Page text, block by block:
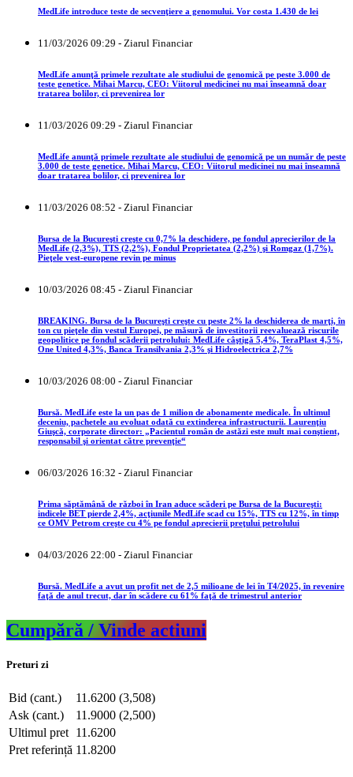
MedLife introduce teste de secvenţiere a genomului. Vor costa 1.430 de lei
11/03/2026 09:29 - Ziarul Financiar
MedLife anunţă primele rezultate ale studiului de genomică pe peste 3.000 de
teste genetice. Mihai Marcu, CEO: Viitorul medicinei nu mai înseamnă doar
tratarea bolilor, ci prevenirea lor
11/03/2026 09:29 - Ziarul Financiar
MedLife anunţă primele rezultate ale studiului de genomică pe un număr de peste
3.000 de teste genetice. Mihai Marcu, CEO: Viitorul medicinei nu mai înseamnă
doar tratarea bolilor, ci prevenirea lor
11/03/2026 08:52 - Ziarul Financiar
Bursa de la Bucureşti creşte cu 0,7% la deschidere, pe fondul aprecierilor de la
MedLife (2,3%), TTS (2,2%), Fondul Proprietatea (2,2%) şi Romgaz (1,7%).
Pieţele vest-europene revin pe minus
10/03/2026 08:45 - Ziarul Financiar
BREAKING. Bursa de la Bucureşti creşte cu peste 2% la deschiderea de marţi, în
ton cu pieţele din vestul Europei, pe măsură de investitorii reevaluează riscurile
geopolitice pe fondul scăderii petrolului: MedLife câştigă 5,4%, TeraPlast 4,5%,
One United 4,3%, Banca Transilvania 2,3% şi Hidroelectrica 2,7%
10/03/2026 08:00 - Ziarul Financiar
Bursă. MedLife este la un pas de 1 milion de abonamente medicale. În ultimul
deceniu, pachetele au evoluat odată cu extinderea infrastructurii. Laurenţiu
Giuşcă, corporate director: „Pacientul român de astăzi este mult mai conştient,
responsabil şi orientat către prevenţie“
06/03/2026 16:32 - Ziarul Financiar
Prima săptămână de război în Iran aduce scăderi pe Bursa de la Bucureşti:
indicele BET pierde 2,4%, acţiunile MedLife scad cu 15%, TTS cu 12%, în timp
ce OMV Petrom creşte cu 4% pe fondul aprecierii preţului petrolului
04/03/2026 22:00 - Ziarul Financiar
Bursă. MedLife a avut un profit net de 2,5 milioane de lei în T4/2025, în revenire
faţă de anul trecut, dar în scădere cu 61% faţă de trimestrul anterior
Cumpără / Vinde actiuni
Preturi zi
Bid (cant.)
11.6200 (3,508)
Ask (cant.)
11.9000 (2,500)
Ultimul pret 11.6200
Pret referință 11.8200